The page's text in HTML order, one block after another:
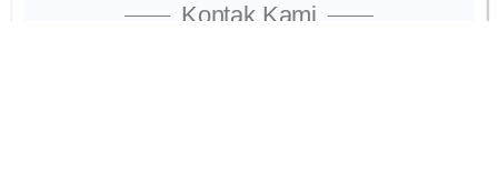
Kontak Kami